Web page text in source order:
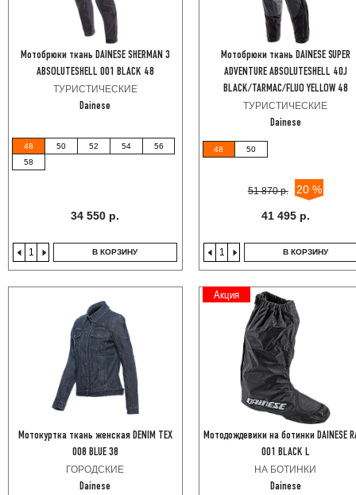
Мотобрюки ткань DAINESE SHERMAN 3
ABSOLUTESHELL 001 BLACK 48
ТУРИСТИЧЕСКИЕ
Dainese
48 50 52 54
56
58
34 550 р.
В КОРЗИНУ
Мотобрюки ткань DAINESE SUPER
ADVENTURE ABSOLUTESHELL 40J
BLACK/TARMAC/FLUO YELLOW 48
ТУРИСТИЧЕСКИЕ
Dainese
48 50
51 870 р. 20 %
41 495 р.
В КОРЗИНУ
Мотокуртка ткань женская DENIM TEX
008 BLUE 38
ГОРОДСКИЕ
Dainese
Акция
Мотодождевики на ботинки DAINESE
001 BLACK L
НА БОТИНКИ
Dainese